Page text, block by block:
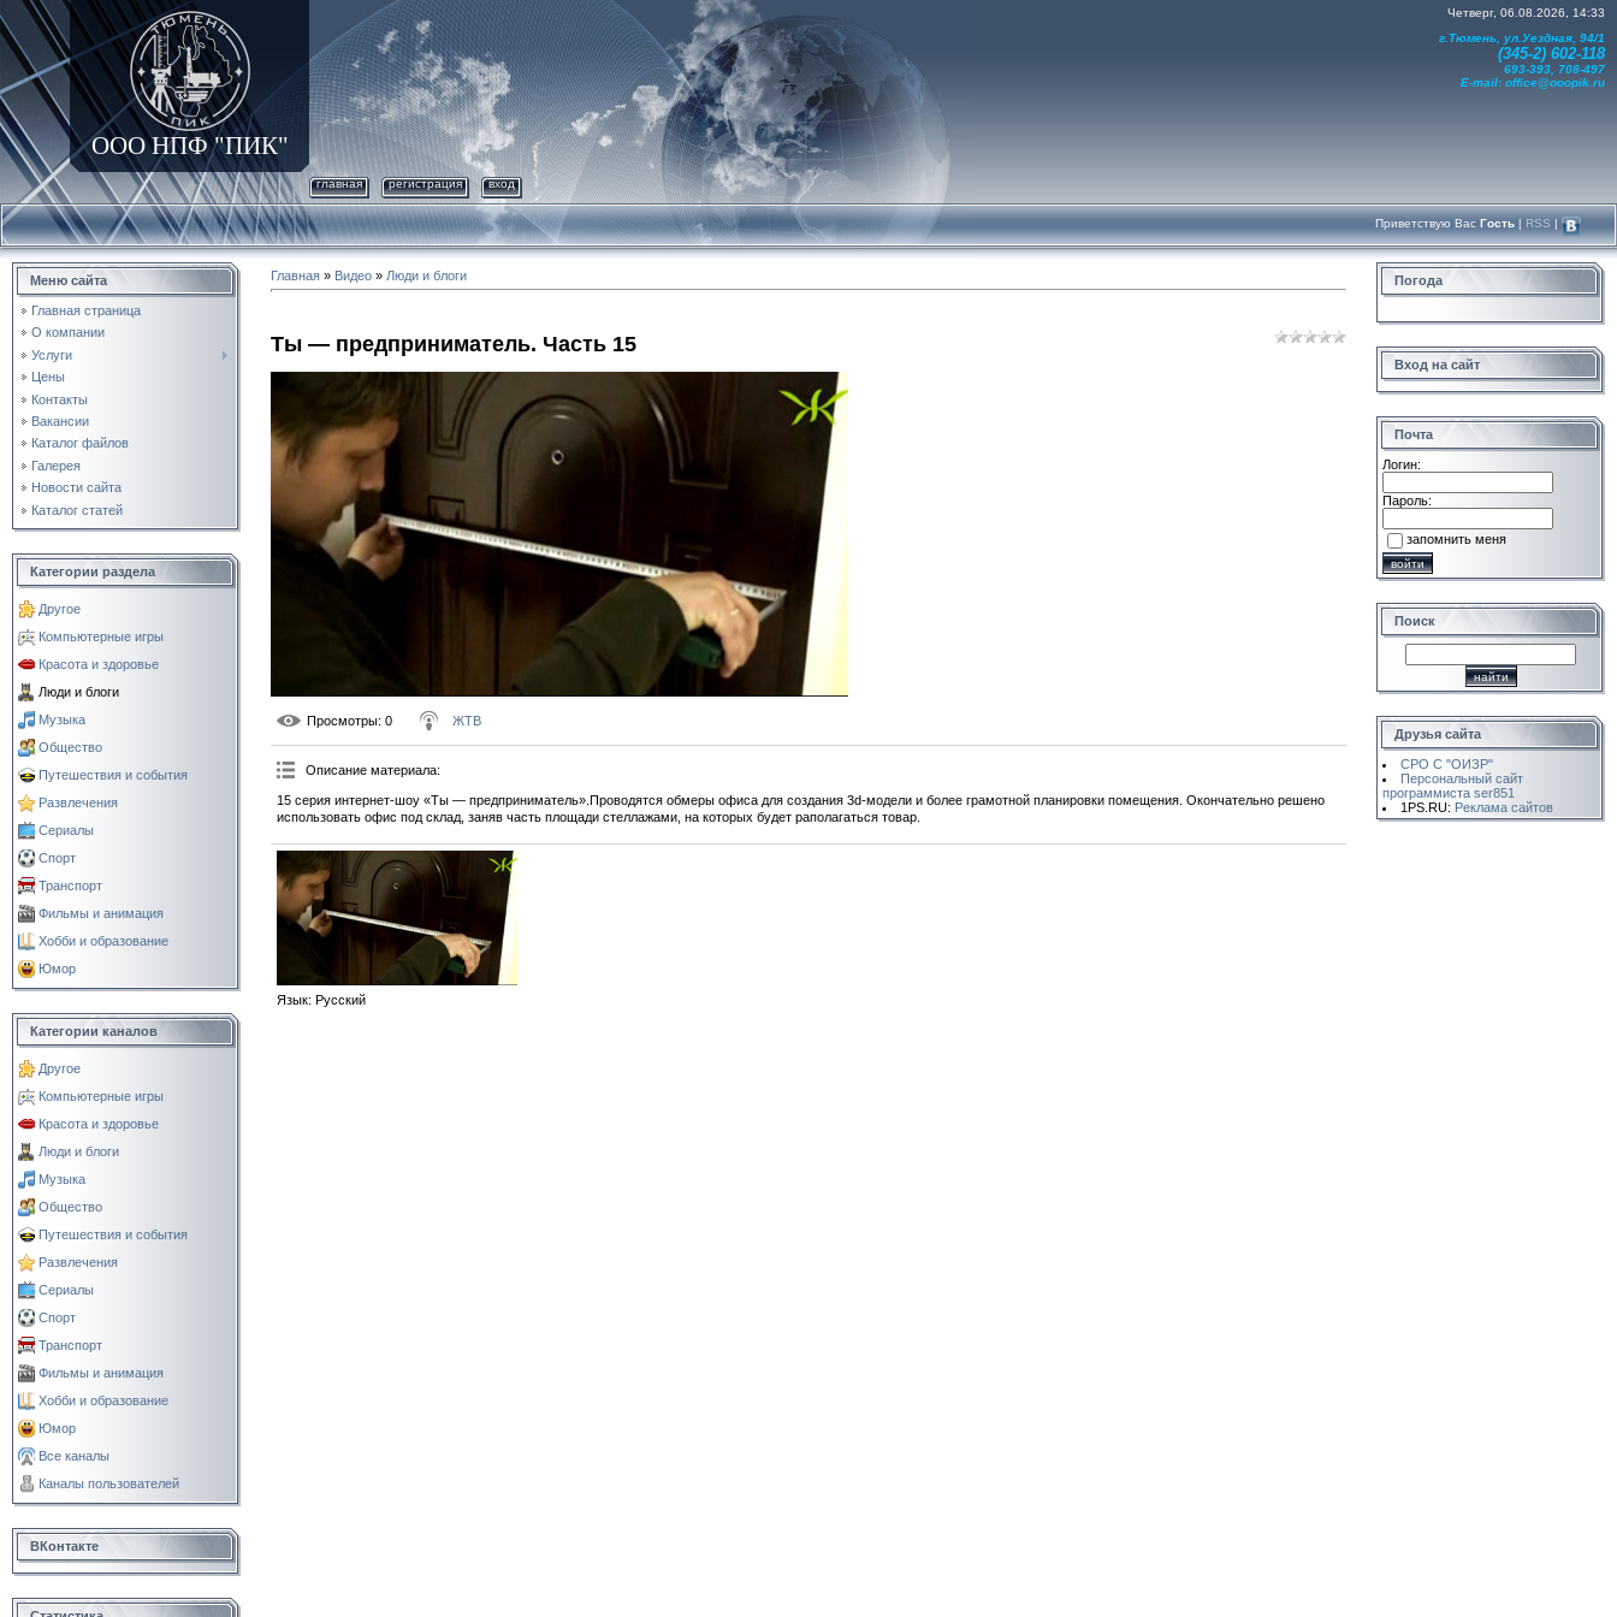
ООО НПФ "ПИК"
Четверг, 06.08.2026, 14:33
г.Тюмень, ул.Уездная, 94/1
(345-2) 602-118
693-393, 708-497
E-mail: office@ooopik.ru
главная регистрация вход
Приветствую Вас Гость | RSS |
Меню сайта
Главная страница
О компании
Услуги
Цены
Контакты
Вакансии
Каталог файлов
Галерея
Новости сайта
Каталог статей
Категории раздела
Другое
Компьютерные игры
Красота и здоровье
Люди и блоги
Музыка
Общество
Путешествия и события
Развлечения
Сериалы
Спорт
Транспорт
Фильмы и анимация
Хобби и образование
Юмор
Категории каналов
Другое
Компьютерные игры
Красота и здоровье
Люди и блоги
Музыка
Общество
Путешествия и события
Развлечения
Сериалы
Спорт
Транспорт
Фильмы и анимация
Хобби и образование
Юмор
Все каналы
Каналы пользователей
ВКонтакте
Главная » Видео » Люди и блоги
Ты — предприниматель. Часть 15
Просмотры: 0 ЖТВ
Описание материала:
15 серия интернет-шоу «Ты — предприниматель».Проводятся обмеры офиса для создания 3d-модели и более грамотной планировки помещения. Окончательно решено
использовать офис под склад, заняв часть площади стеллажами, на которых будет раполагаться товар.
Язык: Русский
Погода
Вход на сайт
Почта
Логин:
Пароль:
запомнить меня
Поиск
Друзья сайта
СРО С "ОИЗР"
Персональный сайт
программиста ser851
1PS.RU: Реклама сайтов